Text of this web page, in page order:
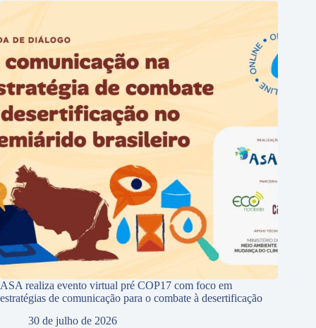
ASA realiza evento virtual pré COP17 com foco em
estratégias de comunicação para o combate à desertificação
30 de julho de 2026